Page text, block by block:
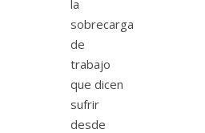
la
sobrecarga
de
trabajo
que dicen
sufrir
desde